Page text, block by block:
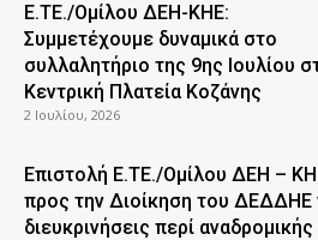
Ε.ΤΕ./Ομίλου ΔΕΗ-ΚΗΕ:
Συμμετέχουμε δυναμικά στο
συλλαλητήριο της 9ης Ιουλίου
Κεντρική Πλατεία Κοζάνης
2 Ιουλίου, 2026
Επιστολή Ε.ΤΕ./Ομίλου ΔΕΗ –
προς την Διοίκηση του ΔΕΔΔΗΕ
διευκρινήσεις περί αναδρομικής